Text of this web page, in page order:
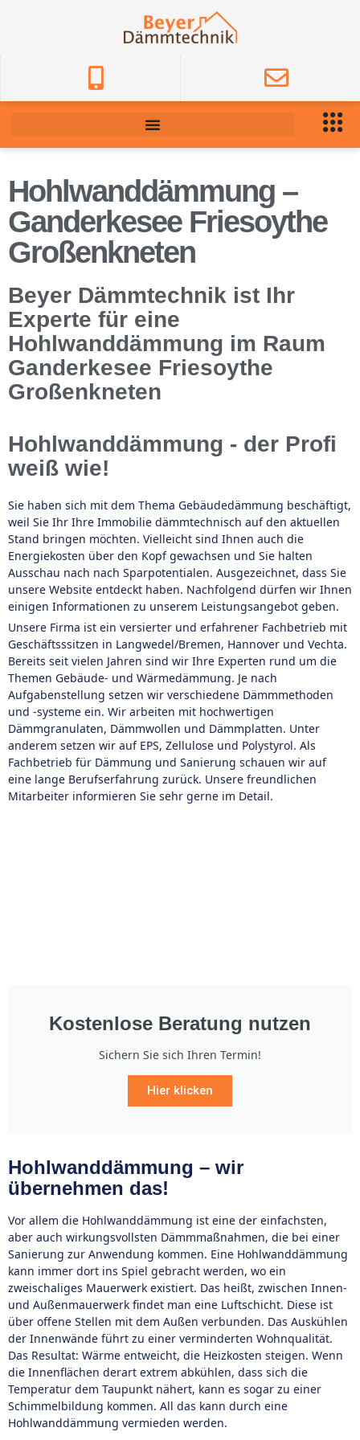
Hohlwanddämmung –
Ganderkesee Friesoythe
Großenkneten
Beyer Dämmtechnik ist Ihr
Experte für eine
Hohlwanddämmung im Raum
Ganderkesee Friesoythe
Großenkneten
Hohlwanddämmung - der Profi
weiß wie!
Sie haben sich mit dem Thema Gebäudedämmung beschäftigt,
weil Sie Ihr Ihre Immobilie dämmtechnisch auf den aktuellen
Stand bringen möchten. Vielleicht sind Ihnen auch die
Energiekosten über den Kopf gewachsen und Sie halten
Ausschau nach nach Sparpotentialen. Ausgezeichnet, dass Sie
unsere Website entdeckt haben. Nachfolgend dürfen wir Ihnen
einigen Informationen zu unserem Leistungsangebot geben.
Unsere Firma ist ein versierter und erfahrener Fachbetrieb mit
Geschäftsssitzen in Langwedel/Bremen, Hannover und Vechta.
Bereits seit vielen Jahren sind wir Ihre Experten rund um die
Themen Gebäude- und Wärmedämmung. Je nach
Aufgabenstellung setzen wir verschiedene Dämmmethoden
und -systeme ein. Wir arbeiten mit hochwertigen
Dämmgranulaten, Dämmwollen und Dämmplatten. Unter
anderem setzen wir auf EPS, Zellulose und Polystyrol. Als
Fachbetrieb für Dämmung und Sanierung schauen wir auf
eine lange Berufserfahrung zurück. Unsere freundlichen
Mitarbeiter informieren Sie sehr gerne im Detail.
Kostenlose Beratung nutzen
Sichern Sie sich Ihren Termin!
Hier klicken
Hohlwanddämmung – wir
übernehmen das!
Vor allem die Hohlwanddämmung ist eine der einfachsten,
aber auch wirkungsvollsten Dämmmaßnahmen, die bei einer
Sanierung zur Anwendung kommen. Eine Hohlwanddämmung
kann immer dort ins Spiel gebracht werden, wo ein
zweischaliges Mauerwerk existiert. Das heißt, zwischen Innen-
und Außenmauerwerk findet man eine Luftschicht. Diese ist
über offene Stellen mit dem Außen verbunden. Das Auskühlen
der Innenwände führt zu einer verminderten Wohnqualität.
Das Resultat: Wärme entweicht, die Heizkosten steigen. Wenn
die Innenflächen derart extrem abkühlen, dass sich die
Temperatur dem Taupunkt nähert, kann es sogar zu einer
Schimmelbildung kommen. All das kann durch eine
Hohlwanddämmung vermieden werden.